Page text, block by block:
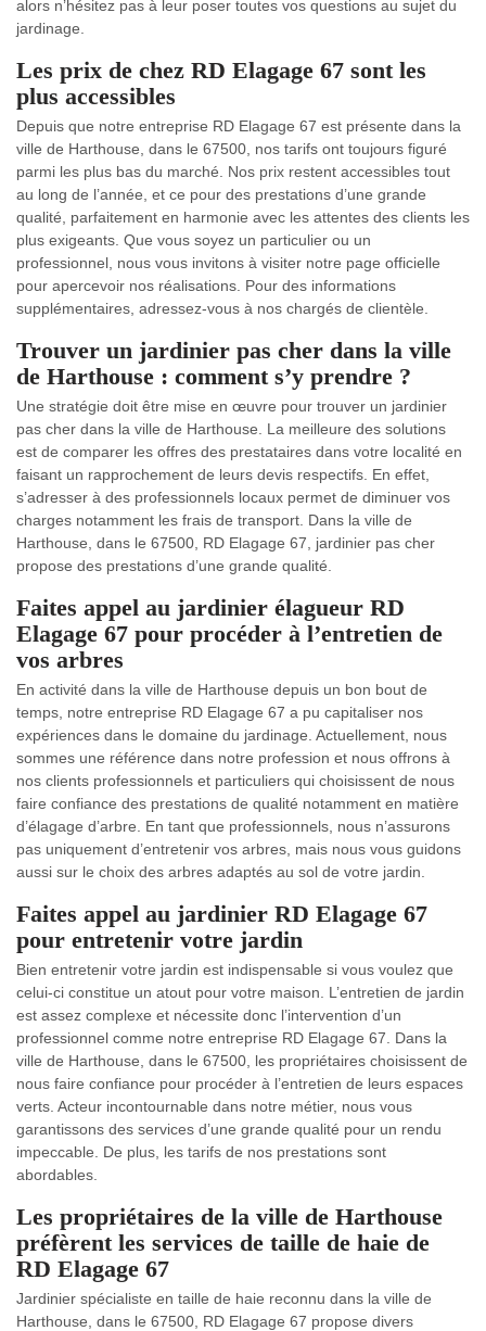
alors n’hésitez pas à leur poser toutes vos questions au sujet du
jardinage.
Les prix de chez RD Elagage 67 sont les
plus accessibles
Depuis que notre entreprise RD Elagage 67 est présente dans la
ville de Harthouse, dans le 67500, nos tarifs ont toujours figuré
parmi les plus bas du marché. Nos prix restent accessibles tout
au long de l’année, et ce pour des prestations d’une grande
qualité, parfaitement en harmonie avec les attentes des clients les
plus exigeants. Que vous soyez un particulier ou un
professionnel, nous vous invitons à visiter notre page officielle
pour apercevoir nos réalisations. Pour des informations
supplémentaires, adressez-vous à nos chargés de clientèle.
Trouver un jardinier pas cher dans la ville
de Harthouse : comment s’y prendre ?
Une stratégie doit être mise en œuvre pour trouver un jardinier
pas cher dans la ville de Harthouse. La meilleure des solutions
est de comparer les offres des prestataires dans votre localité en
faisant un rapprochement de leurs devis respectifs. En effet,
s’adresser à des professionnels locaux permet de diminuer vos
charges notamment les frais de transport. Dans la ville de
Harthouse, dans le 67500, RD Elagage 67, jardinier pas cher
propose des prestations d’une grande qualité.
Faites appel au jardinier élagueur RD
Elagage 67 pour procéder à l’entretien de
vos arbres
En activité dans la ville de Harthouse depuis un bon bout de
temps, notre entreprise RD Elagage 67 a pu capitaliser nos
expériences dans le domaine du jardinage. Actuellement, nous
sommes une référence dans notre profession et nous offrons à
nos clients professionnels et particuliers qui choisissent de nous
faire confiance des prestations de qualité notamment en matière
d’élagage d’arbre. En tant que professionnels, nous n’assurons
pas uniquement d’entretenir vos arbres, mais nous vous guidons
aussi sur le choix des arbres adaptés au sol de votre jardin.
Faites appel au jardinier RD Elagage 67
pour entretenir votre jardin
Bien entretenir votre jardin est indispensable si vous voulez que
celui-ci constitue un atout pour votre maison. L’entretien de jardin
est assez complexe et nécessite donc l’intervention d’un
professionnel comme notre entreprise RD Elagage 67. Dans la
ville de Harthouse, dans le 67500, les propriétaires choisissent de
nous faire confiance pour procéder à l’entretien de leurs espaces
verts. Acteur incontournable dans notre métier, nous vous
garantissons des services d’une grande qualité pour un rendu
impeccable. De plus, les tarifs de nos prestations sont
abordables.
Les propriétaires de la ville de Harthouse
préfèrent les services de taille de haie de
RD Elagage 67
Jardinier spécialiste en taille de haie reconnu dans la ville de
Harthouse, dans le 67500, RD Elagage 67 propose divers